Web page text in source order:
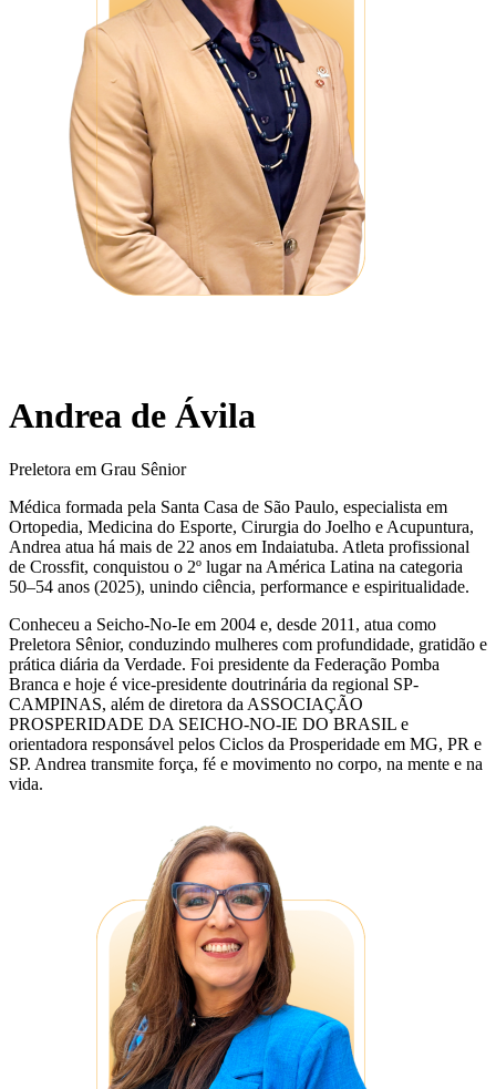
Andrea de Ávila
Preletora em Grau Sênior
Médica formada pela Santa Casa de São Paulo, especialista em
Ortopedia, Medicina do Esporte, Cirurgia do Joelho e Acupuntura,
Andrea atua há mais de 22 anos em Indaiatuba. Atleta profissional
de Crossfit, conquistou o 2º lugar na América Latina na categoria
50–54 anos (2025), unindo ciência, performance e espiritualidade.
Conheceu a Seicho-No-Ie em 2004 e, desde 2011, atua como
Preletora Sênior, conduzindo mulheres com profundidade, gratidão e
prática diária da Verdade. Foi presidente da Federação Pomba
Branca e hoje é vice-presidente doutrinária da regional SP-
CAMPINAS, além de diretora da ASSOCIAÇÃO
PROSPERIDADE DA SEICHO-NO-IE DO BRASIL e
orientadora responsável pelos Ciclos da Prosperidade em MG, PR e
SP. Andrea transmite força, fé e movimento no corpo, na mente e na
vida.